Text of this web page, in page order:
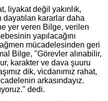
liyakat değil yakınlık,
kararlar daha
yer veren Bilge, verilen
yapılacağını
mücadelesinden geri
Bilge, "Görevler alınabilir,
karakter ve dava şuuru
dik, vicdanımız rahat,
arkasındayız.
dedi.